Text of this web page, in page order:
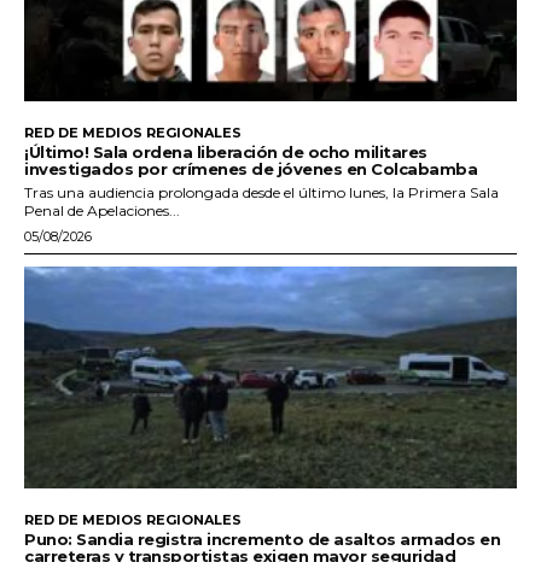
RED DE MEDIOS REGIONALES
¡Último! Sala ordena liberación de ocho militares
investigados por crímenes de jóvenes en Colcabamba
Tras una audiencia prolongada desde el último lunes, la Primera Sala
Penal de Apelaciones...
05/08/2026
RED DE MEDIOS REGIONALES
Puno: Sandia registra incremento de asaltos armados en
carreteras y transportistas exigen mayor seguridad